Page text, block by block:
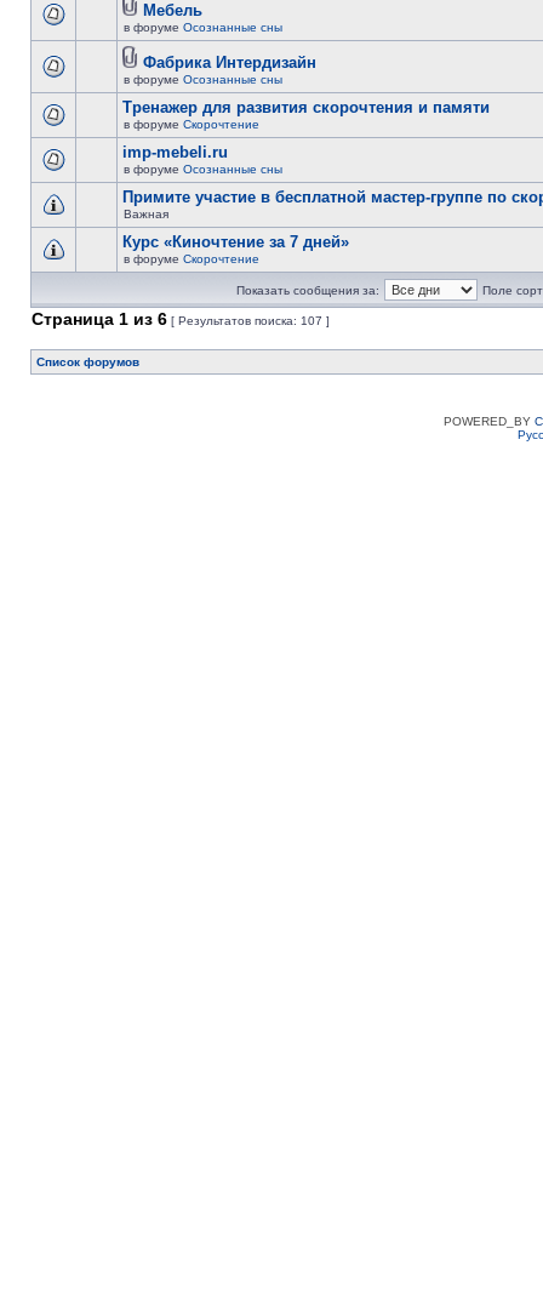
Мебель
в форуме Осознанные сны
Фабрика Интердизайн
в форуме Осознанные сны
Тренажер для развития скорочтения и памяти
в форуме Скорочтение
imp-mebeli.ru
в форуме Осознанные сны
Примите участие в бесплатной мастер-группе по
Важная
Курс «Киночтение за 7 дней»
в форуме Скорочтение
Показать сообщения за: Поле
Страница 1 из 6 [ Результатов поиска: 107 ]
Список форумов
POWERED_BY